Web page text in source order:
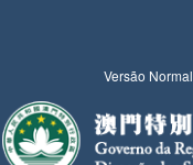
Versão Normal